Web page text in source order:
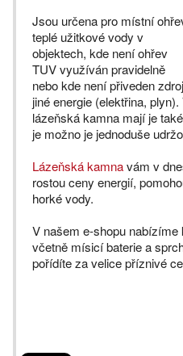
Jsou určena pro místní
teplé užitkové vody v
objektech, kde není ohřev
TUV využíván pravidelně
nebo kde není přiveden zdroj
jiné energie (elektřina,
lázeňská kamna mají je
je možno je jednoduše
Lázeňská kamnavám v
rostou ceny energií,
horké vody.
V našem e-shopu
včetně mísicí baterie a
pořídíte za velice příznivé